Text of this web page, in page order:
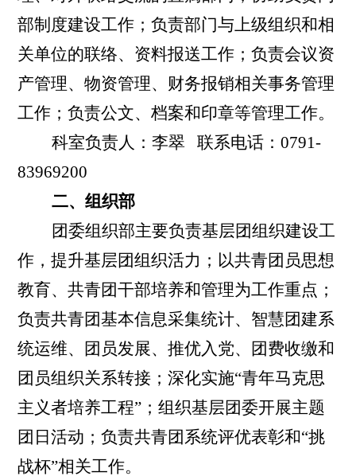
部制度建设工作；负责部门与上级组织和相
关单位的联络、资料报送工作；负责会议资
产管理、物资管理、财务报销相关事务管理
工作；负责公文、档案和印章等管理工作。
科室负责人：李翠 联系电话：0791-
83969200
二、组织部
团委组织部主要负责基层团组织建设工
作，提升基层团组织活力；以共青团员思想
教育、共青团干部培养和管理为工作重点；
负责共青团基本信息采集统计、智慧团建系
统运维、团员发展、推优入党、团费收缴和
团员组织关系转接；深化实施“青年马克思
主义者培养工程”；组织基层团委开展主题
团日活动；负责共青团系统评优表彰和“挑
战杯”相关工作。